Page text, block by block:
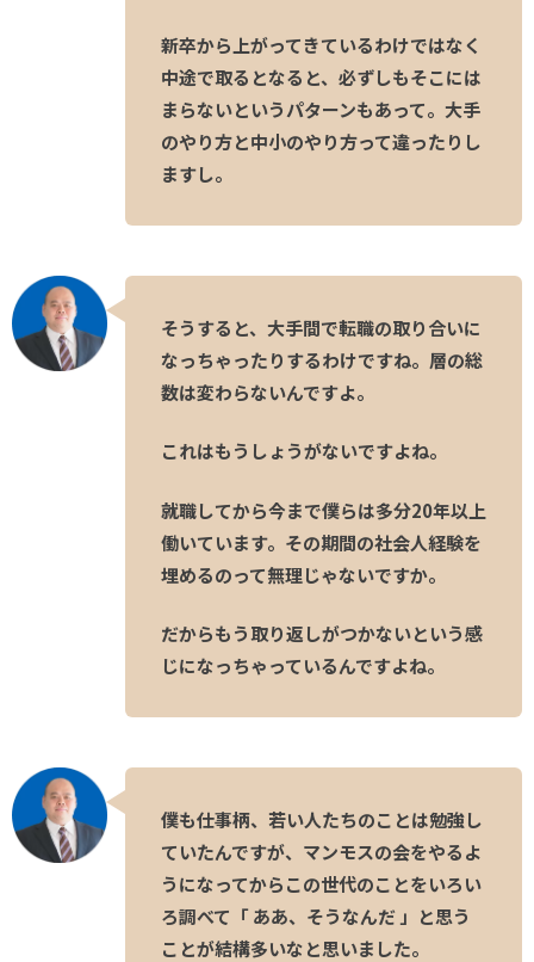
新卒から上がってきているわけではなく
中途で取るとなると、必ずしもそこには
まらないというパターンもあって。大手
のやり方と中小のやり方って違ったりし
ますし。
そうすると、大手間で転職の取り合いに
なっちゃったりするわけですね。層の総
数は変わらないんですよ。
これはもうしょうがないですよね。
就職してから今まで僕らは多分20年以上
働いています。その期間の社会人経験を
埋めるのって無理じゃないですか。
だからもう取り返しがつかないという感
じになっちゃっているんですよね。
僕も仕事柄、若い人たちのことは勉強し
ていたんですが、マンモスの会をやるよ
うになってからこの世代のことをいろい
ろ調べて「 ああ、そうなんだ 」と思う
ことが結構多いなと思いました。